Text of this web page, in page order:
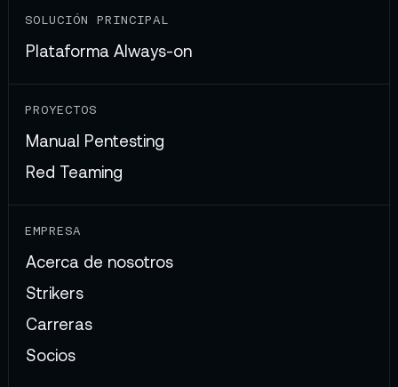
SOLUCIÓN PRINCIPAL
Plataforma Always-on
PROYECTOS
Manual Pentesting
Red Teaming
EMPRESA
Acerca de nosotros
Strikers
Carreras
Socios